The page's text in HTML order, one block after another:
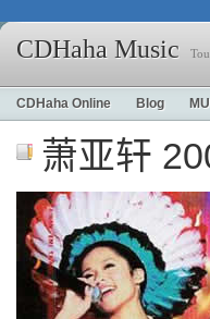
CDHaha Music
CDHaha Online Blog
萧亚轩